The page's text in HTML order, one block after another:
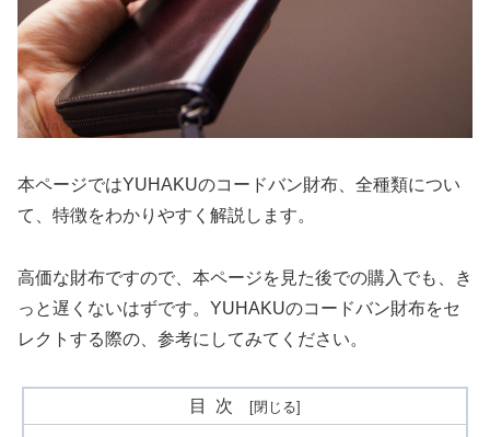
本ページではYUHAKUのコードバン財布、全種類につい
て、特徴をわかりやすく解説します。
高価な財布ですので、本ページを見た後での購入でも、き
っと遅くないはずです。YUHAKUのコードバン財布をセ
レクトする際の、参考にしてみてください。
目次